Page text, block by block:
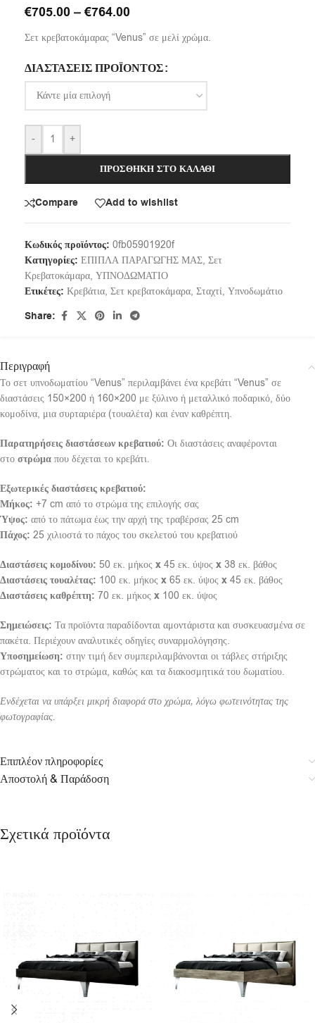
€705.00–€764.00
Σετ κρεβατοκάμαρας “Venus” σε μελί χρώμα.
ΔΙΑΣΤΆΣΕΙΣ ΠΡΟΪΌΝΤΟΣ
- +
ΠΡΟΣΘΉΚΗ ΣΤΟ ΚΑΛΆΘΙ
Compare Add to wishlist
Κωδικός προϊόντος: 0fb05901920f
Κατηγορίες: ΕΠΙΠΛΑ ΠΑΡΑΓΩΓΗΣ ΜΑΣ, Σετ
Κρεβατοκάμαρα, ΥΠΝΟΔΩΜΑΤΙΟ
Ετικέτες: Κρεβάτια, Σετ κρεβατοκάμαρα, Σταχτί, Υπνοδωμάτιο
Share:
Περιγραφή
Το σετ υπνοδωματίου “Venus” περιλαμβάνει ένα κρεβάτι “Venus” σε
διαστάσεις 150×200 ή 160×200 με ξύλινο ή μεταλλικό ποδαρικό, δύο
κομοδίνα, μια συρταριέρα (τουαλέτα) και έναν καθρέπτη.
Παρατηρήσεις διαστάσεων κρεβατιού: Οι διαστάσεις αναφέρονται
στο στρώμα που δέχεται το κρεβάτι.
Εξωτερικές διαστάσεις κρεβατιού:
Μήκος: +7 cm από το στρώμα της επιλογής σας
Ύψος: από το πάτωμα έως την αρχή της τραβέρσας 25 cm
Πάχος: 25 χιλιοστά το πάχος του σκελετού του κρεβατιού
Διαστάσεις κομοδίνου: 50 εκ. μήκος x 45 εκ. ύψος x 38 εκ. βάθος
Διαστάσεις τουαλέτας: 100 εκ. μήκος x 65 εκ. ύψος x 45 εκ. βάθος
Διαστάσεις καθρέπτη: 70 εκ. μήκος x 100 εκ. ύψος
Σημειώσεις: Τα προϊόντα παραδίδονται αμοντάριστα και συσκευασμένα σε
πακέτα. Περιέχουν αναλυτικές οδηγίες συναρμολόγησης.
Υποσημείωση: στην τιμή δεν συμπεριλαμβάνονται οι τάβλες στήριξης
στρώματος και το στρώμα, καθώς και τα διακοσμητικά του δωματίου.
Ενδέχεται να υπάρξει μικρή διαφορά στο χρώμα, λόγω φωτεινότητας της
φωτογραφίας.
Επιπλέον πληροφορίες
Αποστολή & Παράδοση
Σχετικά προϊόντα